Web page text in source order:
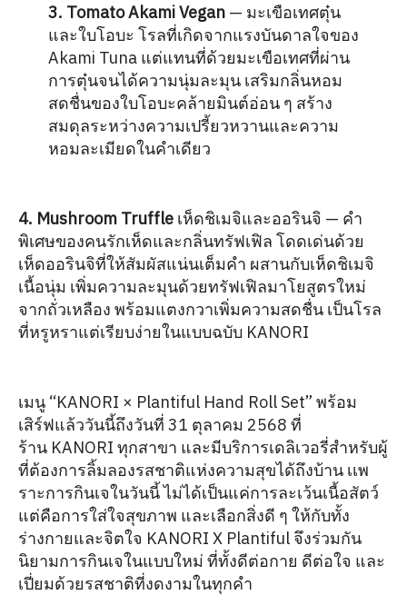
3. Tomato Akami Vegan— มะเขือเทศตุ๋น
และใบโอบะ โรลที่เกิดจากแรงบันดาลใจของ
Akami Tuna แต่แทนที่ด้วยมะเขือเทศที่ผ่าน
การตุ๋นจนได้ความนุ่มละมุน เสริมกลิ่นหอม
สดชื่นของใบโอบะคล้ายมินต์อ่อน ๆ สร้าง
สมดุลระหว่างความเปรี้ยวหวานและความ
หอมละเมียดในคำเดียว
4. Mushroom Truffle เห็ดชิเมจิและออรินจิ — คำ
พิเศษของคนรักเห็ดและกลิ่นทรัฟเฟิล โดดเด่นด้วย
เห็ดออรินจิที่ให้สัมผัสแน่นเต็มคำ ผสานกับเห็ดชิเมจิ
เนื้อนุ่ม เพิ่มความละมุนด้วยทรัฟเฟิลมาโยสูตรใหม่
จากถั่วเหลือง พร้อมแตงกวาเพิ่มความสดชื่น เป็นโรล
ที่หรูหราแต่เรียบง่ายในแบบฉบับ KANORI
เมนู “KANORI × Plantiful Hand Roll Set” พร้อม
เสิร์ฟแล้ววันนี้ถึงวันที่ 31 ตุลาคม 2568 ที่
ร้าน KANORI ทุกสาขา และมีบริการเดลิเวอรี่สำหรับผู้
ที่ต้องการลิ้มลองรสชาติแห่งความสุขได้ถึงบ้าน เเพ
ราะการกินเจในวันนี้ ไม่ได้เป็นแค่การละเว้นเนื้อสัตว์
แต่คือการใส่ใจสุขภาพ และเลือกสิ่งดี ๆ ให้กับทั้ง
ร่างกายและจิตใจ KANORI X Plantiful จึงร่วมกัน
นิยามการกินเจในแบบใหม่ ที่ทั้งดีต่อกาย ดีต่อใจ และ
เปี่ยมด้วยรสชาติที่งดงามในทุกคำ